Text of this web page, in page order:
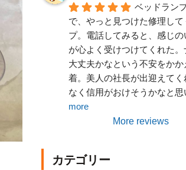
ベッドラン
で、やっと見つけた修理して
プ。電話してみると、感じ
が心よく受けつけてくれた
大丈夫かなという不安をかか
着。美人の社長が出迎えてく
なく信用がおけそうかなと思
more
More reviews
カテゴリー